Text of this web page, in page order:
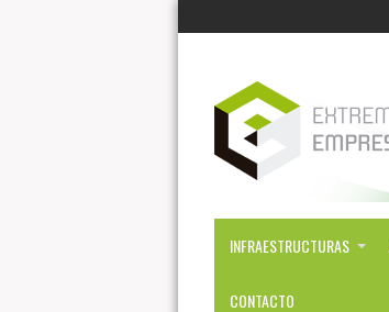
INFRAESTRUCTURAS
CONTACTO